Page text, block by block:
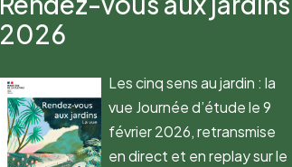
2026
Les cinq sens au jardin : la
vue Journée d’étude le 9
février 2026, retransmise
en direct et en replay sur le